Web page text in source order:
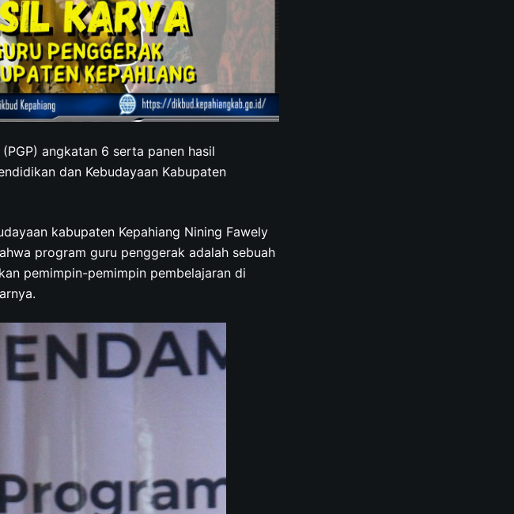
angkatan 6 serta panen hasil
dan Kebudayaan Kabupaten
kabupaten Kepahiang Nining Fawely
program guru penggerak adalah sebuah
pemimpin-pemimpin pembelajaran di